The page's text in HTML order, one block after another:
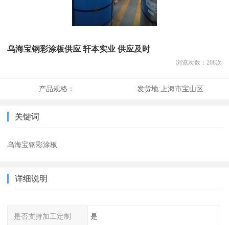
乌海宝钢彩涂板供应 轩本实业 供应及时
浏览次数： 208次
产品规格： 发货地:上海市宝山区
关键词
乌海宝钢彩涂板
详细说明
是否支持加工定制 是